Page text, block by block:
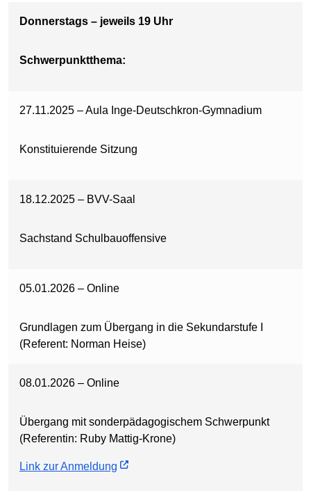
Donnerstags – jeweils 19 Uhr
Schwerpunktthema:
27.11.2025 – Aula Inge-Deutschkron-Gymnadium
Konstituierende Sitzung
18.12.2025 – BVV-Saal
Sachstand Schulbauoffensive
05.01.2026 – Online
Grundlagen zum Übergang in die Sekundarstufe I
(Referent: Norman Heise)
08.01.2026 – Online
Übergang mit sonderpädagogischem Schwerpunkt
(Referentin: Ruby Mattig-Krone)
Link zur Anmeldung